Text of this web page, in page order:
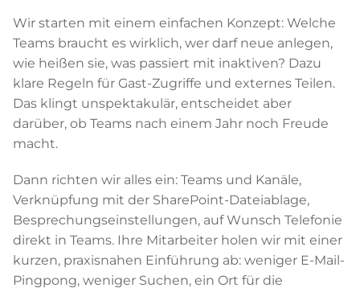
Wir starten mit einem einfachen Konzept: Welche
Teams braucht es wirklich, wer darf neue anlegen,
wie heißen sie, was passiert mit inaktiven? Dazu
klare Regeln für Gast-Zugriffe und externes Teilen.
Das klingt unspektakulär, entscheidet aber
darüber, ob Teams nach einem Jahr noch Freude
macht.
Dann richten wir alles ein: Teams und Kanäle,
Verknüpfung mit der SharePoint-Dateiablage,
Besprechungseinstellungen, auf Wunsch Telefonie
direkt in Teams. Ihre Mitarbeiter holen wir mit einer
kurzen, praxisnahen Einführung ab: weniger E-Mail-
Pingpong, weniger Suchen, ein Ort für die